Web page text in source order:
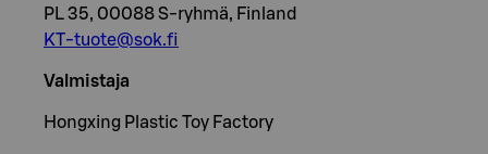
PL 35, 00088 S-ryhmä, Finland
KT-tuote@sok.fi
Valmistaja
Hongxing Plastic Toy Factory